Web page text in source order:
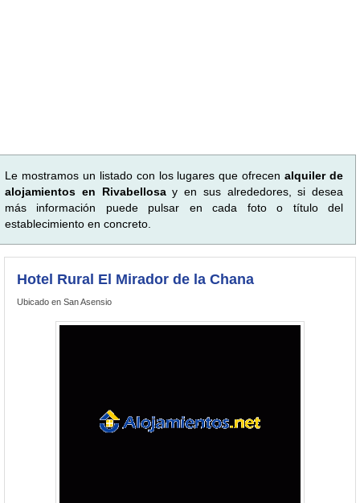
Le mostramos un listado con los lugares que ofrecenalquiler de
alojamientos en Rivabellosay en sus alrededores, si desea
más información puede pulsar en cada foto o título del
establecimiento en concreto.
Hotel Rural El Mirador de la Chana
Ubicado en San Asensio